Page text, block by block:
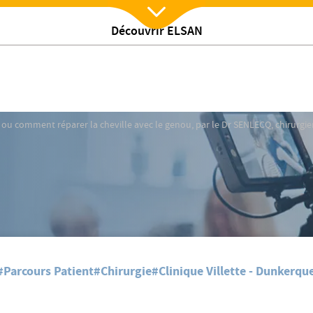
Découvrir ELSAN
réparer la cheville avec le genou, par le Dr
Nx:Afficher menu
comment réparer la cheville avec le genou, par le Dr SENLECQ,
Patient#Chirurgie#Clinique Villette -